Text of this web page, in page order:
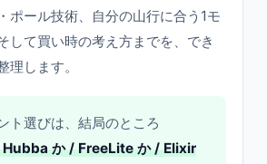
ポール技術、自分の山行に合う1モ
して買い時の考え方までを、でき
理します。
ト選びは、結局のところ
か / FreeLite か / Elixir